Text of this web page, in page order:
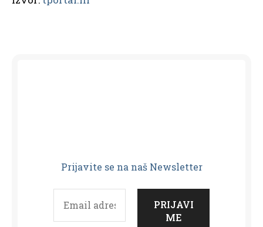
Prijavite se na naš Newsletter